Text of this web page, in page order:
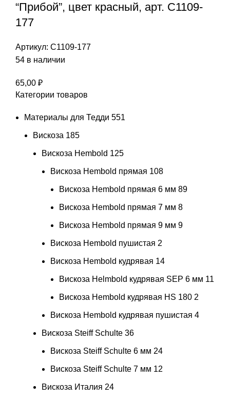
“Прибой”, цвет красный, арт. С1109-
177
Артикул: С1109-177
54 в наличии
65,00 ₽
Категории товаров
Материалы для Тедди 551
Вискоза 185
Вискоза Hembold 125
Вискоза Hembold прямая 108
Вискоза Hembold прямая 6 мм 89
Вискоза Hembold прямая 7 мм 8
Вискоза Hembold прямая 9 мм 9
Вискоза Hembold пушистая 2
Вискоза Hembold кудрявая 14
Вискоза Helmbold кудрявая SEP 6 мм 11
Вискоза Hembold кудрявая HS 180 2
Вискоза Hembold кудрявая пушистая 4
Вискоза Steiff Schulte 36
Вискоза Steiff Schulte 6 мм 24
Вискоза Steiff Schulte 7 мм 12
Вискоза Италия 24